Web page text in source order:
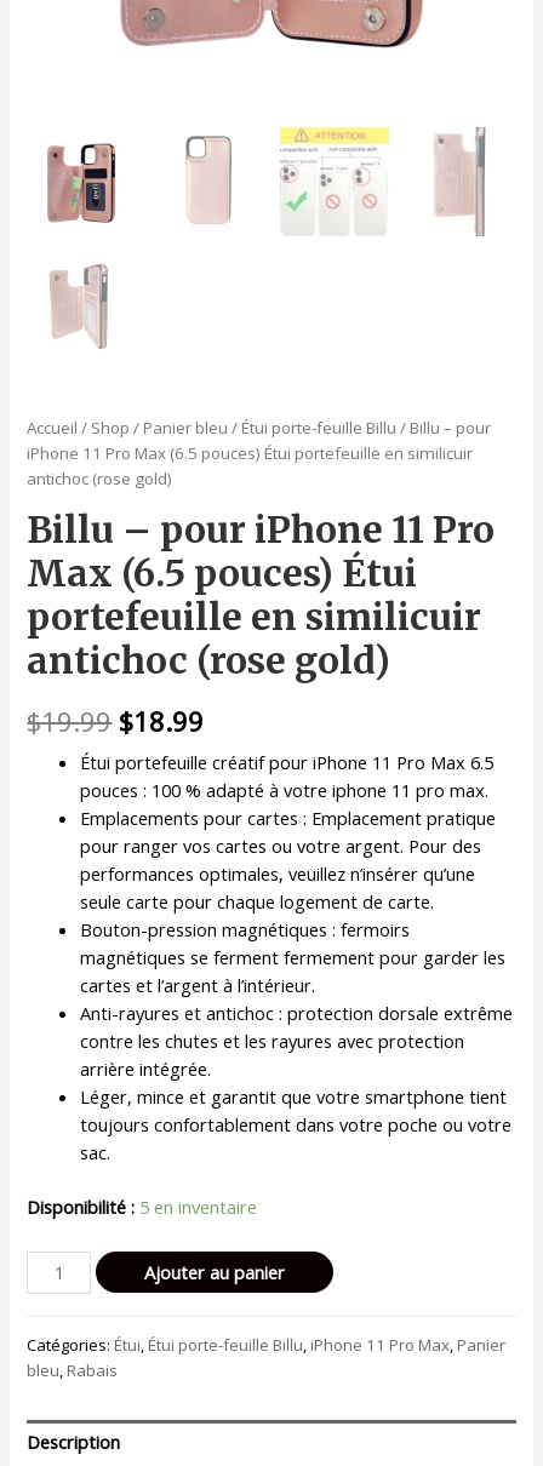
Accueil / Shop / Panier bleu / Étui porte-feuille Billu / Billu – pour
iPhone 11 Pro Max (6.5 pouces) Étui portefeuille en similicuir
antichoc (rose gold)
Billu – pour iPhone 11 Pro
Max (6.5 pouces) Étui
portefeuille en similicuir
antichoc (rose gold)
$19.99 Le
prix
initial
était :
$19.99.
$18.99
prix
actuel
est :
$18.99.
Étui portefeuille créatif pour iPhone 11 Pro Max 6.5
pouces : 100 % adapté à votre iphone 11 pro max.
Emplacements pour cartes : Emplacement pratique
pour ranger vos cartes ou votre argent. Pour des
performances optimales, veuillez n’insérer qu’une
seule carte pour chaque logement de carte.
Bouton-pression magnétiques : fermoirs
magnétiques se ferment fermement pour garder les
cartes et l’argent à l’intérieur.
Anti-rayures et antichoc : protection dorsale extrême
contre les chutes et les rayures avec protection
arrière intégrée.
Léger, mince et garantit que votre smartphone tient
toujours confortablement dans votre poche ou votre
sac.
Disponibilité : 5 en inventaire
quantité
de
-
pour
11
Ajouter au panier
Catégories: Étui, Étui porte-feuille Billu, iPhone 11 Pro Max, Panier
bleu, Rabais
Description